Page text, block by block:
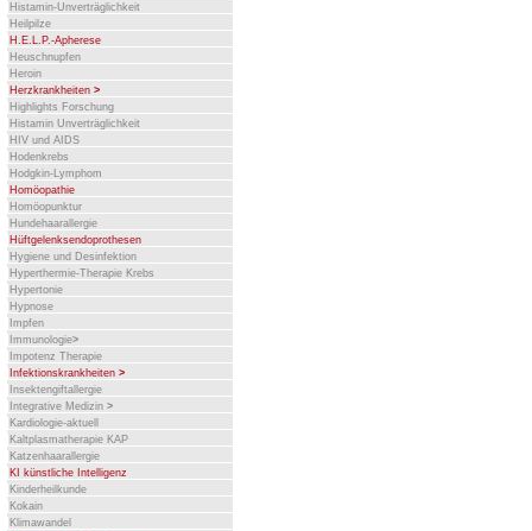
Histamin-Unverträglichkeit
Heilpilze
H.E.L.P.-Apherese
Heuschnupfen
Heroin
Herzkrankheiten >
Highlights Forschung
Histamin Unverträglichkeit
HIV und AIDS
Hodenkrebs
Hodgkin-Lymphom
Homöopathie
Homöopunktur
Hundehaarallergie
Hüftgelenksendoprothesen
Hygiene und Desinfektion
Hyperthermie-Therapie Krebs
Hypertonie
Hypnose
Impfen
Immunologie>
Impotenz Therapie
Infektionskrankheiten >
Insektengiftallergie
Integrative Medizin >
Kardiologie-aktuell
Kaltplasmatherapie KAP
Katzenhaarallergie
KI künstliche Intelligenz
Kinderheilkunde
Kokain
Klimawandel